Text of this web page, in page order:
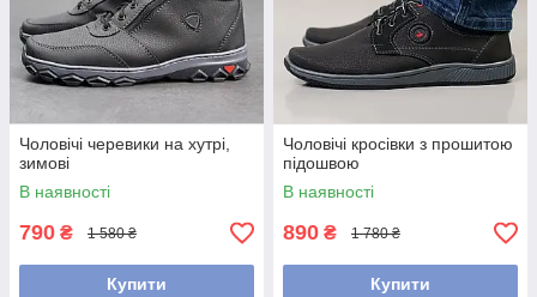
Чоловічі черевики на хутрі,
зимові
В наявності
790 ₴ 1 580 ₴
Купити
Чоловічі кросівки з прошитою
підошвою
В наявності
890 ₴ 1 780 ₴
Купити